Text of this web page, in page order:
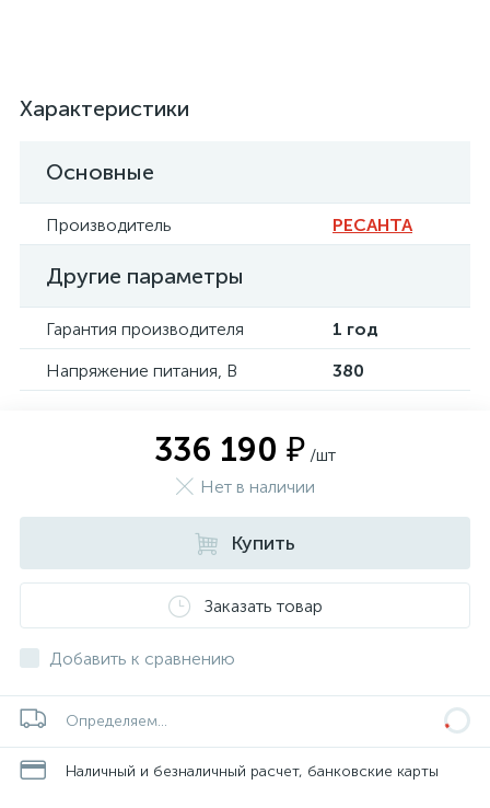
Характеристики
Основные
Производитель РЕСАНТА
Другие параметры
Гарантия производителя
1 год
Напряжение питания, В
380
336 190 ₽ /шт
Нет в наличии
Купить
Заказать товар
Добавить к сравнению
Определяем...
Наличный и безналичный расчет, банковские карты